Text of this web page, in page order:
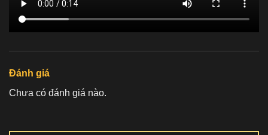
Đánh giá
Chưa có đánh giá nào.